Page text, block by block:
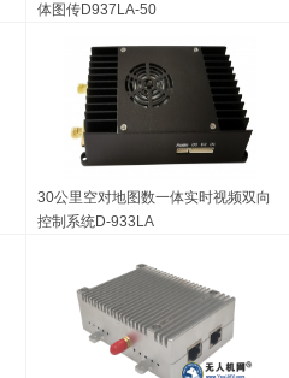
体图传D937LA-50
30公里空对地图数一体实时视频双向
控制系统D-933LA